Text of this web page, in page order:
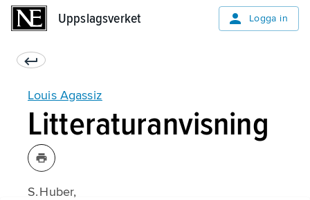
Uppslagsverket Logga in
Louis Agassiz
Litteraturanvisning
S. Huber,